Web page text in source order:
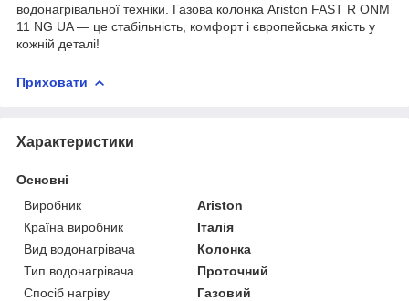
водонагрівальної техніки. Газова колонка Ariston FAST R ONM
11 NG UA — це стабільність, комфорт і європейська якість у
кожній деталі!
Приховати
Характеристики
Основні
Виробник
Ariston
Країна виробник
Італія
Вид водонагрівача
Колонка
Тип водонагрівача
Проточний
Спосіб нагріву
Газовий